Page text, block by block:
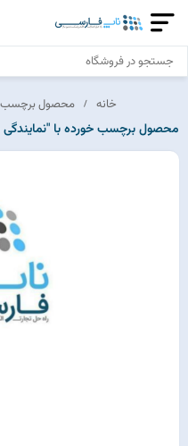
خانه محصول برچسب
محصول برچسب خورده با